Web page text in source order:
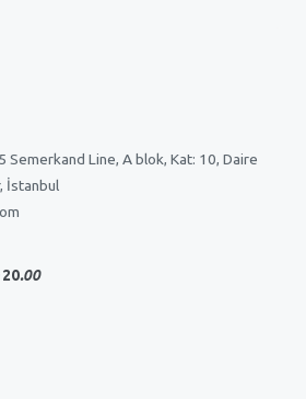
Semerkand Line, A blok, Kat: 10, Daire
İstanbul
20.00